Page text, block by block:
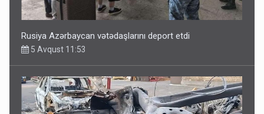
Rusiya Azərbaycan vətədaşlarını deport etdi
5 Avqust 11:53